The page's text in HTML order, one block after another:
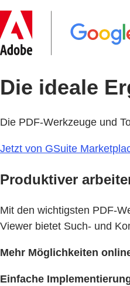
Die ideale
Die PDF-Werkzeuge und
Jetzt von GSuite
Produktiver
Mit den wichtigsten PDF-
Viewer bietet Such- und
Mehr Möglichkeiten
Einfache